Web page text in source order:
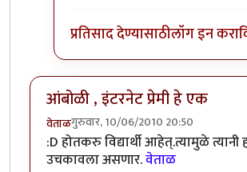
प्रतिसाद देण्यासाठीलॉग इन करा
आंबोळी , इंटरनेट प्रेमी हे एक
वेताळगुरुवार, 10/06/2010 20:50
:D होतकरु विद्यार्थी आहेत्.त्यामुळे त्यानी
उचकावला असणार.वेताळ